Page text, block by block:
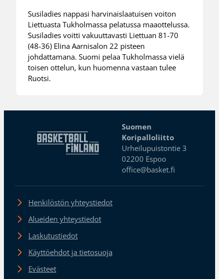
Susiladies nappasi harvinaislaatuisen voiton
Liettuasta Tukholmassa pelatussa maaottelussa.
Susiladies voitti vakuuttavasti Liettuan 81-70
(48-36) Elina Aarnisalon 22 pisteen
johdattamana. Suomi pelaa Tukholmassa vielä
toisen ottelun, kun huomenna vastaan tulee
Ruotsi.
Suomen
Koripalloliitto
Urheilupuistontie 3
02200 Espoo
office@basket.fi
Henkilöstön yhteystiedot
Alueiden yhteystiedot
Laskutustiedot
Käyttöehdot ja tietosuoja
Evästeet